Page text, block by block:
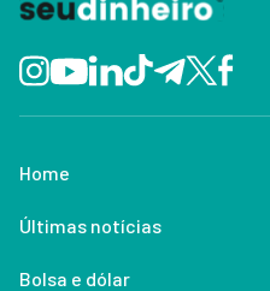
Home
Últimas notícias
Bolsa e dólar